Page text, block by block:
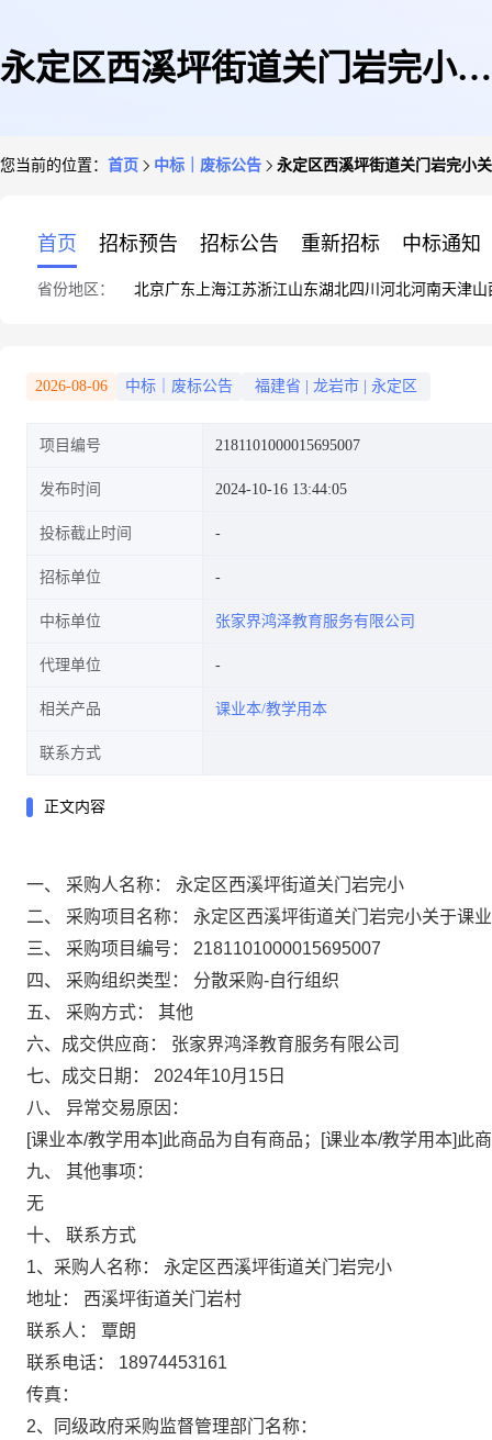
永定区西溪坪街道关门岩完小关
您当前的位置： 首页 中标｜废标公告 永定区西溪坪街道关门岩完小
首页 招标预告 招标公告 重新招标 中标通知
省份地区： 北京广东 上海江苏浙江山东湖北四川 河北河南天津山
2026-08-06 中标｜废标公告 福建省 龙岩市 永定区
项目编号 2181101000015695007
发布时间 2024-10-16 13:44:05
投标截止时间
招标单位
中标单位 张家界鸿泽教育服务有限公司
代理单位
相关产品 课业本/教学用本
联系方式
正文内容
一、 采购人名称： 永定区西溪坪街道关门岩完小
二、 采购项目名称： 永定区西溪坪街道关门岩完小关于课
三、 采购项目编号： 2181101000015695007
四、 采购组织类型： 分散采购-自行组织
五、 采购方式： 其他
六、成交供应商： 张家界鸿泽教育服务有限公司
七、成交日期： 2024年10月15日
八、 异常交易原因：
[课业本/教学用本]此商品为自有商品；[课业本/教学用本]此
九、 其他事项：
无
十、 联系方式
1、采购人名称： 永定区西溪坪街道关门岩完小
地址： 西溪坪街道关门岩村
联系人： 覃朗
联系电话： 18974453161
传真：
2、同级政府采购监督管理部门名称：